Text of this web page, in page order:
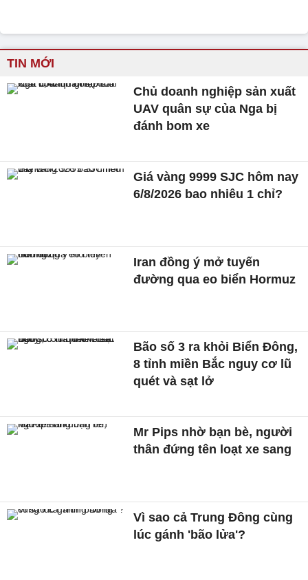
TIN MỚI
Chủ doanh nghiệp sản xuất
UAV quân sự của Nga bị
đánh bom xe
Giá vàng 9999 SJC hôm nay
6/8/2026 bao nhiêu 1 chỉ?
Iran đồng ý mở tuyến
đường qua eo biển Hormuz
Bão số 3 ra khỏi Biển Đông,
8 tỉnh miền Bắc nguy cơ lũ
quét và sạt lở
Mr Pips nhờ bạn bè, người
thân đứng tên loạt xe sang
Vì sao cả Trung Đông cùng
lúc gánh 'bão lửa'?